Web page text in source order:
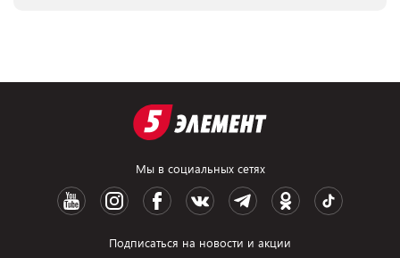
Мы в социальных сетях
Подписаться на новости и акции